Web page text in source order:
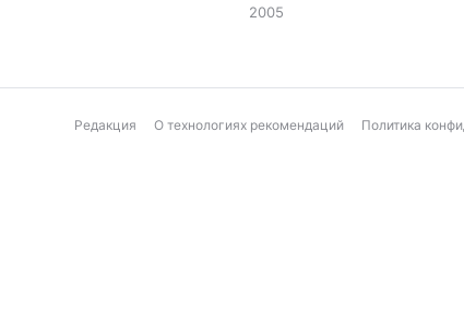
2005
Редакция О технологиях рекомендаций Политика